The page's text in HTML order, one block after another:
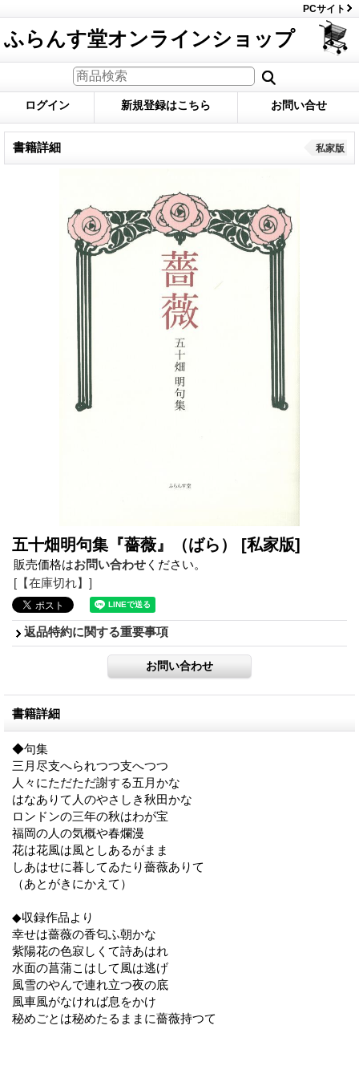
PCサイト
ふらんす堂オンラインショップ
ログイン 新規登録はこちら お問い合せ
書籍詳細 私家版
五十畑明句集『薔薇』（ばら） [私家版]
販売価格はお問い合わせ ください。
[【在庫切れ】]
返品特約に関する重要事項
書籍詳細
◆句集
三月尽支へられつつ支へつつ
人々にただただ謝する五月かな
はなありて人のやさしき秋田かな
ロンドンの三年の秋はわが宝
福岡の人の気概や春爛漫
花は花風は風としあるがまま
しあはせに暮してゐたり薔薇ありて
（あとがきにかえて）
◆収録作品より
幸せは薔薇の香匂ふ朝かな
紫陽花の色寂しくて詩あはれ
水面の菖蒲こはして風は逃げ
風雪のやんで連れ立つ夜の底
風車風がなければ息をかけ
秘めごとは秘めたるままに薔薇持つて